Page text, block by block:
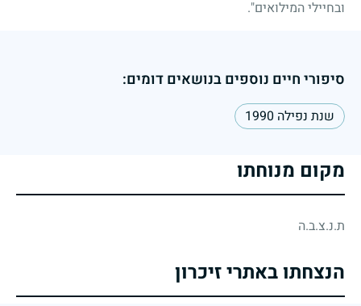
ובחיילי המילואים".
סיפורי חיים נוספים בנושאים דומים:
שנת נפילה 1990
מקום מנוחתו
ת.נ.צ.ב.ה
הנצחתו באתרי זיכרון